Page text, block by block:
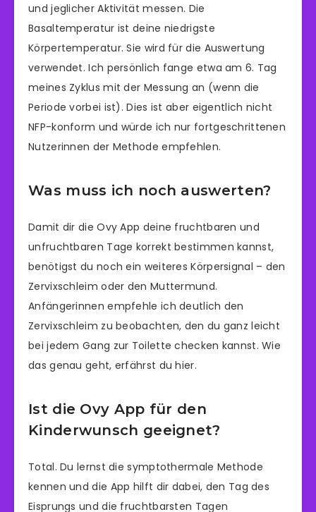
und jeglicher Aktivität messen. Die
Basaltemperatur ist deine niedrigste
Körpertemperatur. Sie wird für die Auswertung
verwendet. Ich persönlich fange etwa am 6. Tag
meines Zyklus mit der Messung an (wenn die
Periode vorbei ist). Dies ist aber eigentlich nicht
NFP-konform und würde ich nur fortgeschrittenen
Nutzerinnen der Methode empfehlen.
Was muss ich noch auswerten?
Damit dir die Ovy App deine fruchtbaren und
unfruchtbaren Tage korrekt bestimmen kannst,
benötigst du noch ein weiteres Körpersignal – den
Zervixschleim oder den Muttermund.
Anfängerinnen empfehle ich deutlich den
Zervixschleim zu beobachten, den du ganz leicht
bei jedem Gang zur Toilette checken kannst. Wie
das genau geht, erfährst du hier.
Ist die Ovy App für den
Kinderwunsch geeignet?
Total. Du lernst die symptothermale Methode
kennen und die App hilft dir dabei, den Tag des
Eisprungs und die fruchtbarsten Tagen